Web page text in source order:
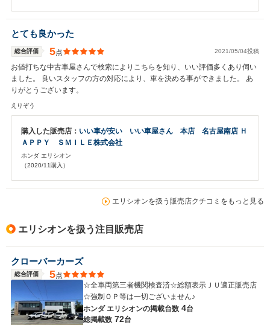
とても良かった
総合評価 5点 2021/05/04投稿
お値打ちな中古車屋さんで検索によりこちらを知り、いい評価多くあり伺い
ました。 良いスタッフの方の対応により、車を決める事ができました。 あ
りがとうございます。
えりぞう
購入した販売店： いい車が安い いい車屋さん 本店 名古屋南店 Ｈ
ＡＰＰＹ ＳＭＩＬＥ株式会社
ホンダ エリシオン
（2020/11購入）
エリシオンを扱う販売店クチコミをもっと見る
エリシオンを扱う注目販売店
クローバーカーズ
総合評価 5点
☆全車両第三者機関検査済☆総額表示ＪＵ適正販売店
☆強制ＯＰ等は一切ございません♪
ホンダ エリシオンの掲載台数 4台
総掲載数 72台